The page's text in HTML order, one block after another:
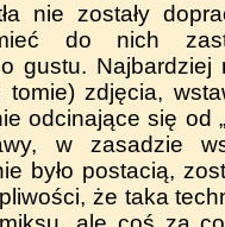
nie zostały
do nich
gustu.
tomie) zdjęcia,
odcinające się od
w zasadzie
było postacią,
że taka